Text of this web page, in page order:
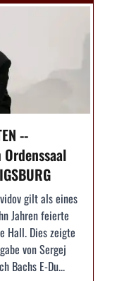
--
gilt als eines
Jahren feierte
Hall. Dies zeigte
von Sergej
Bachs E-Du...